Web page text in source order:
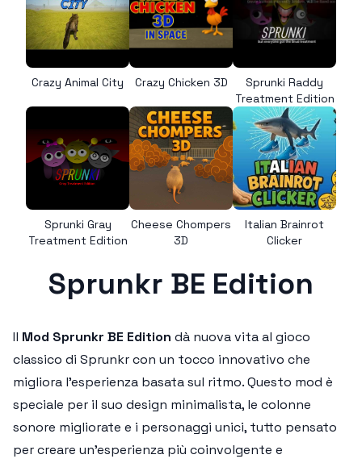
Crazy Animal City Crazy Chicken 3D
Sprunki Raddy
Treatment Edition
Sprunki Gray
Treatment Edition
Cheese Chompers
3D
Italian Brainrot
Clicker
Sprunkr BE Edition
Il Mod Sprunkr BE Edition dà nuova vita al gioco
classico di Sprunkrcon un tocco innovativo che
migliora l'esperienza basata sul ritmo. Questo mod è
speciale per il suo design minimalista, le colonne
sonore migliorate e i personaggi unici, tutto pensato
per creare un'esperienza più coinvolgente e